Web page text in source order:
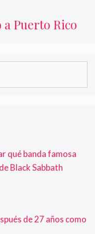
Puerto Rico
qué banda famosa
Black Sabbath
de 27 años como